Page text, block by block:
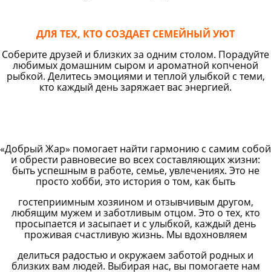
ДЛЯ ТЕХ, КТО СОЗДАЕТ СЕМЕЙНЫЙ УЮТ
Соберите друзей и близких за одним столом. Порадуйте
любимых домашним сыром и ароматной копченой
рыбкой. Делитесь эмоциями и теплой улыбкой с теми,
кто каждый день заряжает вас энергией.
«Добрый Жар» помогает найти гармонию с самим собой
и обрести равновесие во всех составляющих жизни:
быть успешным в работе, семье, увлечениях. Это не
просто хобби, это история о том, как быть
гостеприимным хозяином и отзывчивым другом,
любящим мужем и заботливым отцом. Это о тех, кто
просыпается и засыпает и с улыбкой, каждый день
проживая счастливую жизнь. Мы вдохновляем
делиться радостью и окружаем заботой родных и
близких вам людей. Выбирая нас, вы помогаете нам